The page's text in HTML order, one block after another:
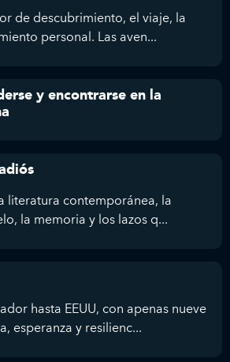
de descubrimiento, el viaje, la
personal. Las aven...
y encontrarse en la
literatura contemporánea, la
la memoria y los lazos q...
hasta EEUU, con apenas nueve
esperanza y resilienc...